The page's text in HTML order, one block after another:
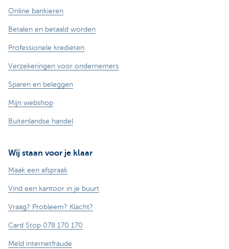
Online bankieren
Betalen en betaald worden
Professionele kredieten
Verzekeringen voor ondernemers
Sparen en beleggen
Mijn webshop
Buitenlandse handel
Wij staan voor je klaar
Maak een afspraak
Vind een kantoor in je buurt
Vraag? Probleem? Klacht?
Card Stop 078 170 170
Meld internetfraude